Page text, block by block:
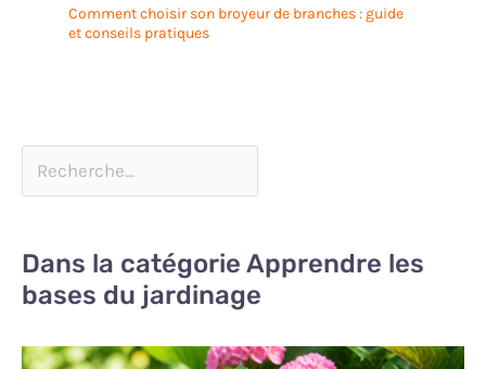
Comment choisir son broyeur de branches : guide
et conseils pratiques
Dans la catégorie Apprendre les
bases du jardinage